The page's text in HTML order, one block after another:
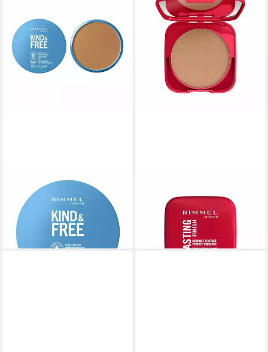
RIMMEL LONDON
Foundation Kind y Free
Powder 40-Tan
12,48 €
(1.248,00 €/ 1 kg)
lieferbar in 2 Wochen
Compact 06-Rose Vainilla
13,21 €
(1.321,00 €/ 1 kg)
lieferbar in 2 Wochen